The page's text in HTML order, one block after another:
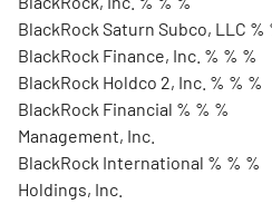
BlackRock Saturn Subco, LLC %
BlackRock Finance, Inc. % % %
BlackRock Holdco 2, Inc. % % %
BlackRock Financial % % %
Management, Inc.
BlackRock International % % %
Holdings, Inc.